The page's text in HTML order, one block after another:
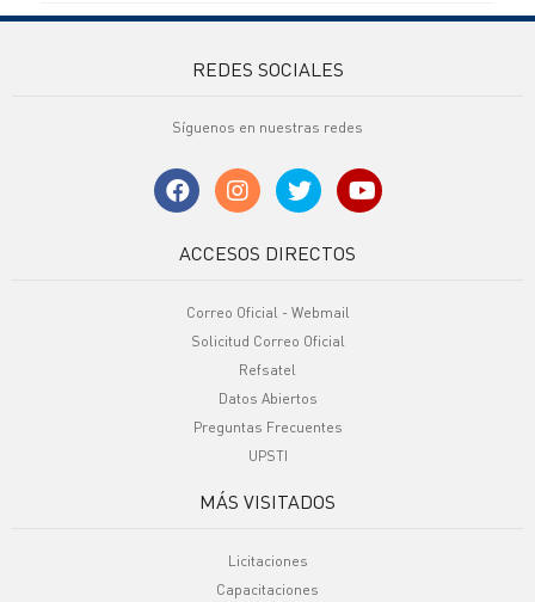
REDES SOCIALES
Síguenos en nuestras redes
ACCESOS DIRECTOS
Correo Oficial - Webmail
Solicitud Correo Oficial
Refsatel
Datos Abiertos
Preguntas Frecuentes
UPSTI
MÁS VISITADOS
Licitaciones
Capacitaciones